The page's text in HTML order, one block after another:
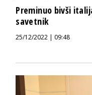
Preminuo bivši
savetnik
25/12/2022 | 09:48